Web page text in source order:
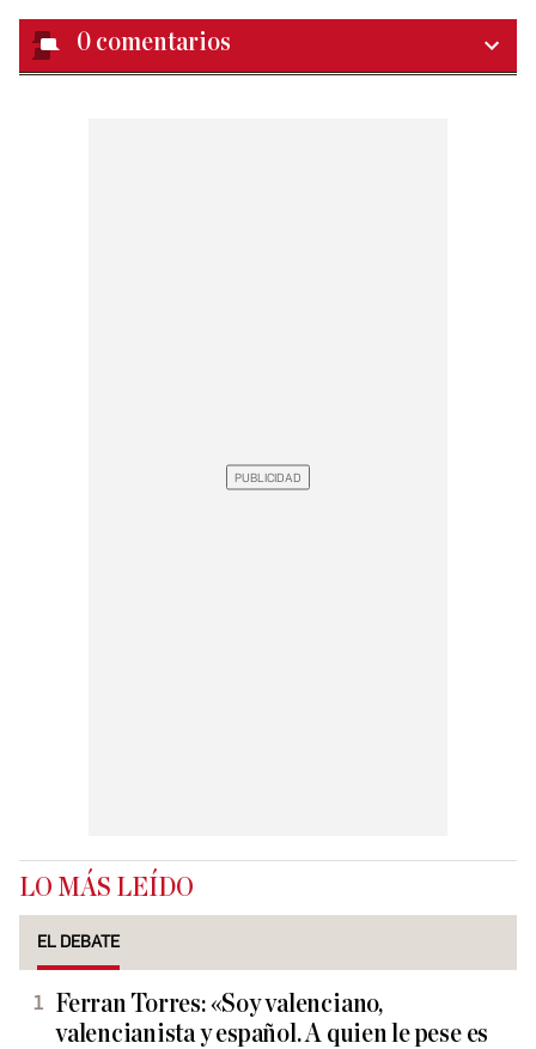
0 comentarios
LO MÁS LEÍDO
EL DEBATE
Ferran Torres: «Soy valenciano,
valencianista y español. A quien le pese es